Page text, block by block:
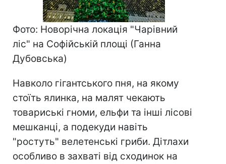
Фото: Новорічна локація "Чарівний
ліс" на Софійській площі (Ганна
Дубовська)
Навколо гігантського пня, на якому
стоїть ялинка, на малят чекають
товариські гноми, ельфи та інші лісові
мешканці, а подекуди навіть
"ростуть" велетенські гриби. Дітлахи
особливо в захваті від сходинок на